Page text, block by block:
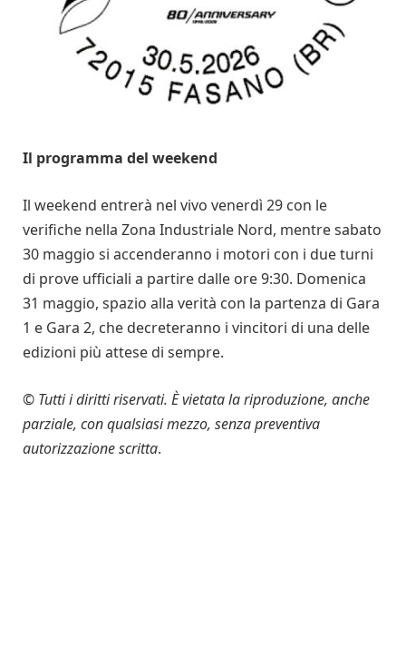
Il programma del weekend
Il weekend entrerà nel vivo venerdì 29 con le
verifiche nella Zona Industriale Nord, mentre sabato
30 maggio si accenderanno i motori con i due turni
di prove ufficiali a partire dalle ore 9:30. Domenica
31 maggio, spazio alla verità con la partenza di Gara
1 e Gara 2, che decreteranno i vincitori di una delle
edizioni più attese di sempre.
© Tutti i diritti riservati. È vietata la riproduzione, anche
parziale, con qualsiasi mezzo, senza preventiva
autorizzazione scritta.